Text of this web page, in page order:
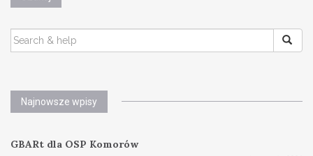
SEARCH
FOR:
Najnowsze wpisy
GBARt dla OSP Komorów